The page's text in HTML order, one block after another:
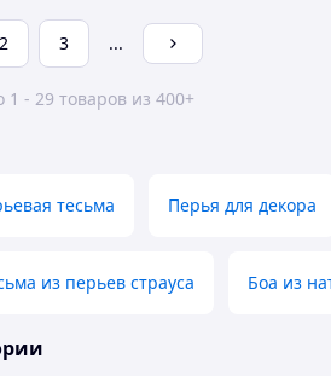
2 3 ...
1 - 29 товаров из 400+
тесьма Перья для декора
из перьев страуса Боа из